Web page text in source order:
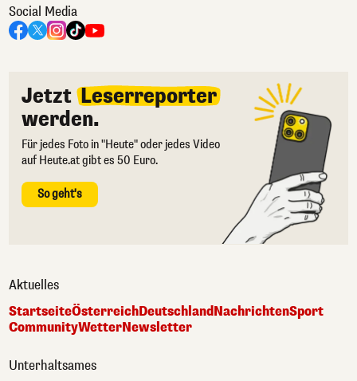
Social Media
Jetzt Leserreporter
werden.
Für jedes Foto in "Heute" oder jedes Video
auf Heute.at gibt es 50 Euro.
So geht's
Aktuelles
StartseiteÖsterreichDeutschlandNachrichtenSport
CommunityWetterNewsletter
Unterhaltsames